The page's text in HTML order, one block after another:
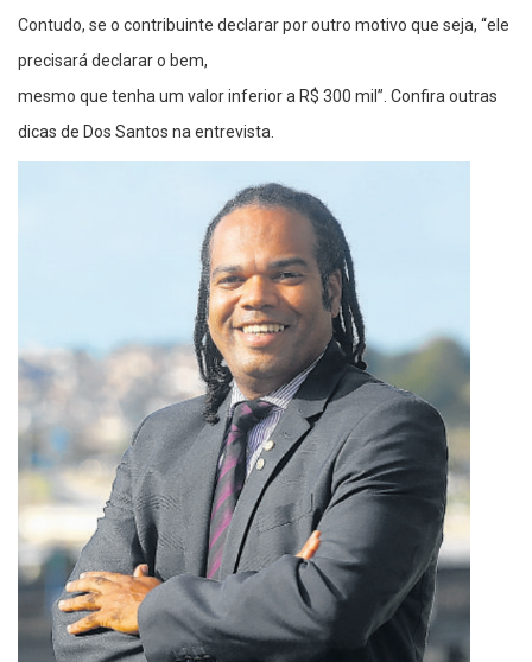
Contudo, se o contribuinte declarar por outro motivo que seja, “ele
precisará declarar o bem,
mesmo que tenha um valor inferior a R$ 300 mil”. Confira outras
dicas de Dos Santos na entrevista.